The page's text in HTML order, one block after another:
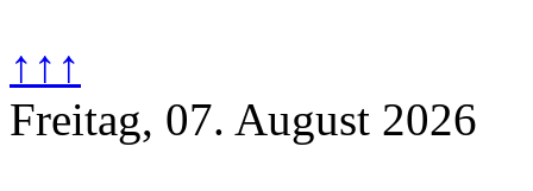
↑↑↑
Freitag, 07. August 2026